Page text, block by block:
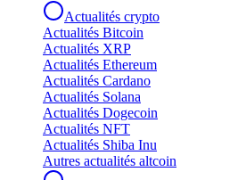
Actualités crypto
Actualités Bitcoin
Actualités XRP
Actualités Ethereum
Actualités Cardano
Actualités Solana
Actualités Dogecoin
Actualités NFT
Actualités Shiba Inu
Autres actualités altcoin